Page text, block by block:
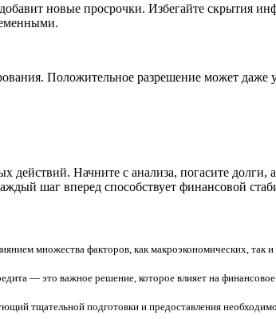
новые просрочки. Избегайте скрытия
Положительное разрешение может даже
Начните с анализа, погасите долги,
шаг вперед способствует финансовой
множества факторов, как макроэкономических, так
— это важное решение, которое влияет на
тщательной подготовки и предоставления